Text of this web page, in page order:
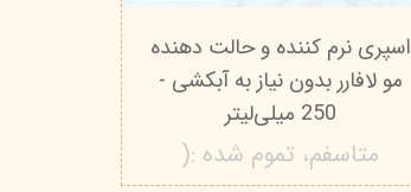
اسپری نرم کننده و حالت دهنده
مو لافارر بدون نیاز به آبکشی -
250 میلی‌لیتر
متاسفم، تموم شده :(